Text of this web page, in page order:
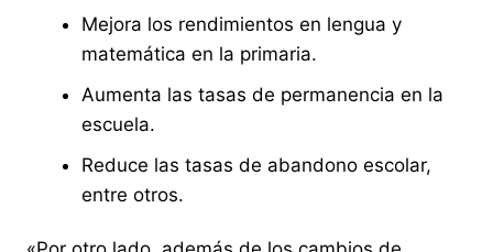
Mejora los rendimientos en lengua y
matemática en la primaria.
Aumenta las tasas de permanencia en la
escuela.
Reduce las tasas de abandono escolar,
entre otros.